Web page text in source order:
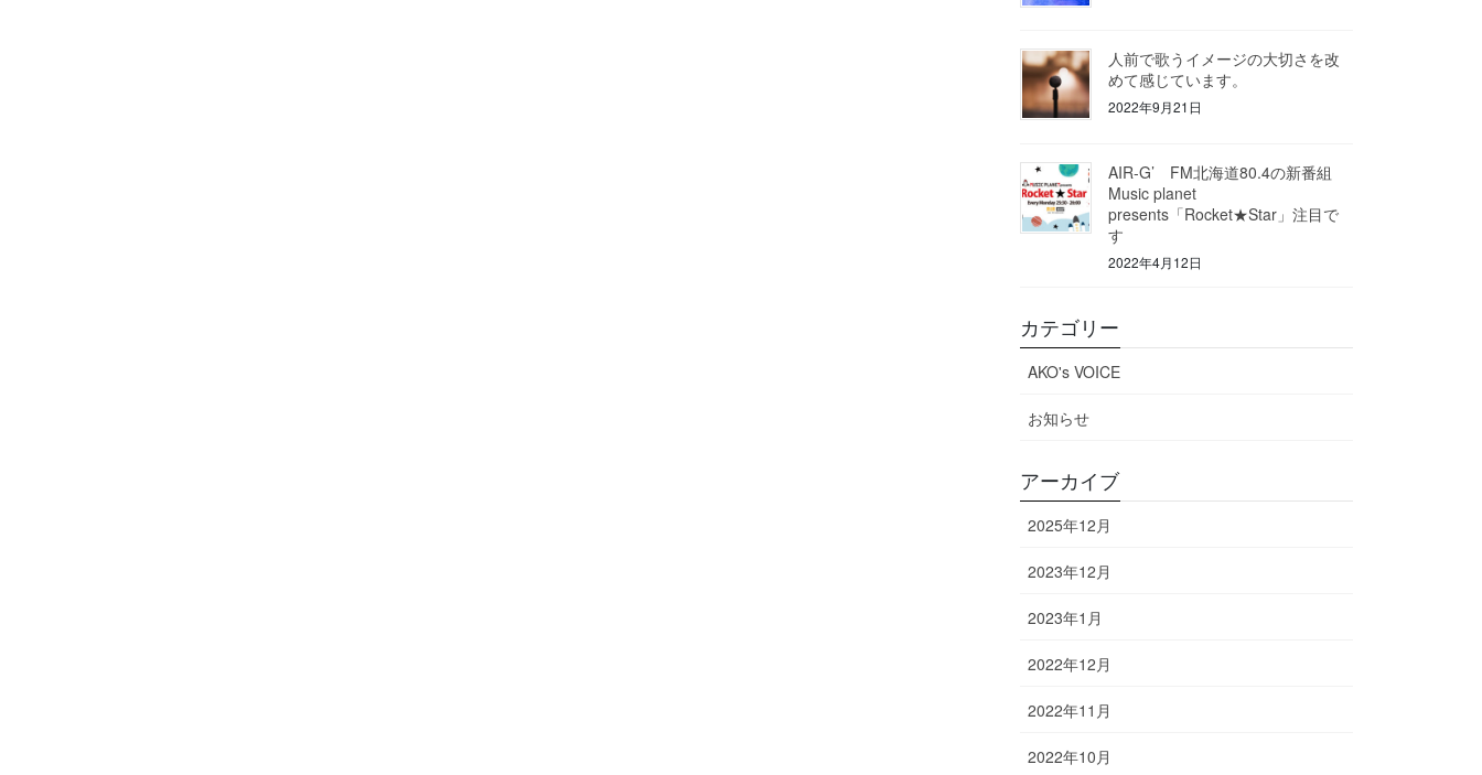
人前で歌うイメージの大切さを改
めて感じています。
2022年9月21日
AIR-G’ FM北海道80.4の新番組
Music planet
presents「Rocket★Star」注目で
す
2022年4月12日
カテゴリー
AKO's VOICE
お知らせ
アーカイブ
2025年12月
2023年12月
2023年1月
2022年12月
2022年11月
2022年10月